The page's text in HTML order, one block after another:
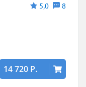
5,0
8
14 720 Р.